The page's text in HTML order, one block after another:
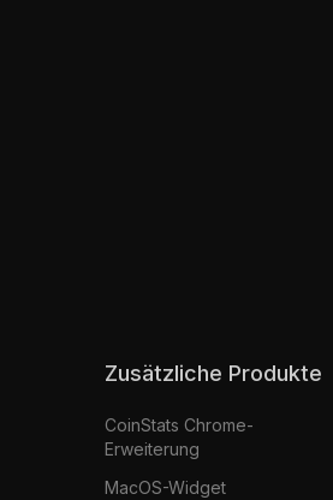
Zusätzliche Produkte
CoinStats Chrome-
Erweiterung
MacOS-Widget